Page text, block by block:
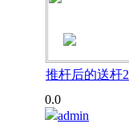
推杆后的送杆2
0.0
admin